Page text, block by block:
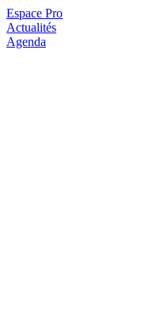
Espace Pro
Actualités
Agenda